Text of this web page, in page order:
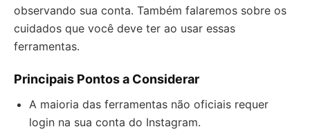
observando sua conta. Também falaremos sobre os
cuidados que você deve ter ao usar essas
ferramentas.
Principais Pontos a Considerar
A maioria das ferramentas não oficiais requer
login na sua conta do Instagram.